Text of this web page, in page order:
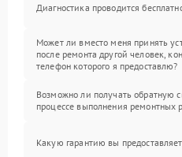
Диагностика проводится
Может ли вместо меня принять
после ремонта другой человек,
телефон которого я предоставлю?
Возможно ли получать обратную
процессе выполнения ремонтных
Какую гарантию вы